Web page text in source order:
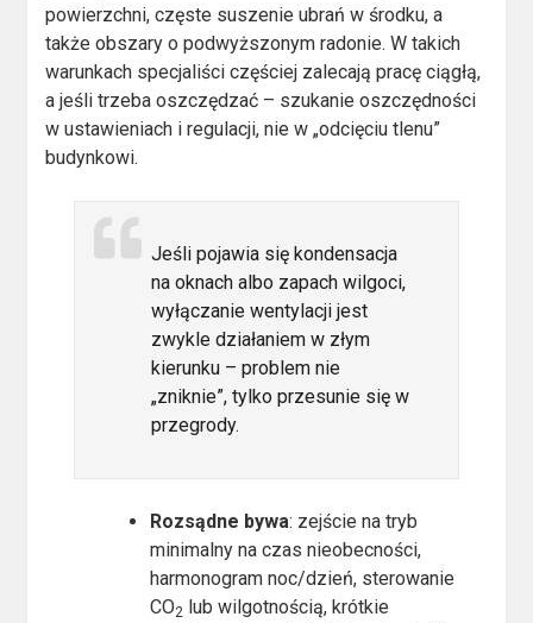
powierzchni, częste suszenie ubrań w środku, a
także obszary o podwyższonym radonie. W takich
warunkach specjaliści częściej zalecają pracę ciągłą,
a jeśli trzeba oszczędzać – szukanie oszczędności
w ustawieniach i regulacji, nie w „odcięciu tlenu”
budynkowi.
Jeśli pojawia się kondensacja
na oknach albo zapach wilgoci,
wyłączanie wentylacji jest
zwykle działaniem w złym
kierunku – problem nie
„zniknie”, tylko przesunie się w
przegrody.
Rozsądne bywa: zejście na tryb
minimalny na czas nieobecności,
harmonogram noc/dzień, sterowanie
CO2 lub wilgotnością, krótkie